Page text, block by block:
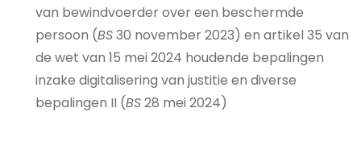
van bewindvoerder over een beschermde
persoon (BS30 november 2023) en artikel 35 van
de wet van 15 mei 2024 houdende bepalingen
inzake digitalisering van justitie en diverse
bepalingen II (BS28 mei 2024)